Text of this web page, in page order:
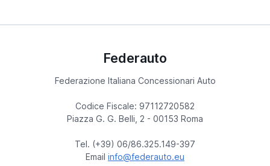
Federauto
Federazione Italiana Concessionari Auto
Codice Fiscale: 97112720582
Piazza G. G. Belli, 2 - 00153 Roma
Tel. (+39) 06/86.325.149-397
Email info@federauto.eu